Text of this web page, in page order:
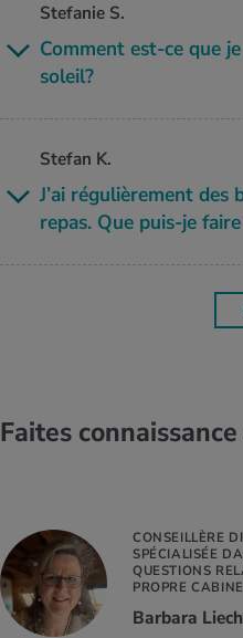
Stefanie S.
Com­ment est-ce que
soleil?
Stefan K.
J’ai régu­liè­re­ment des
repas. Que puis-je
Faites
CONSEILLÈRE
SPÉCIALISÉE
QUESTIONS
PROPRE
Barbara